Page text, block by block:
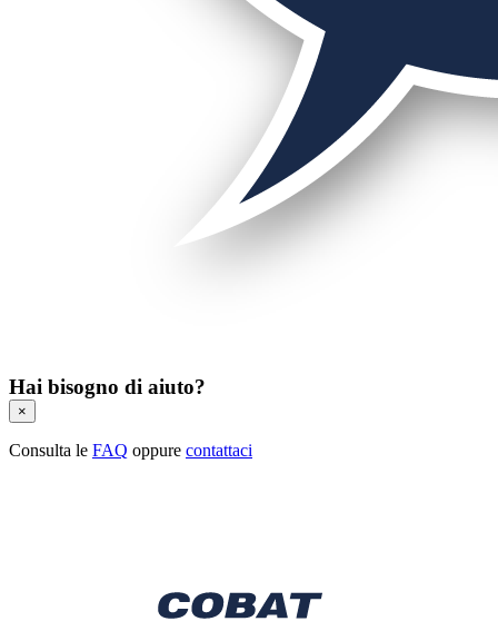
Hai bisogno di aiuto?
×
Consulta le FAQ oppure contattaci